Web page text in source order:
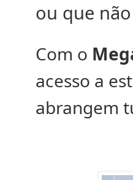
ou que
Com o
acesso a
abrangem